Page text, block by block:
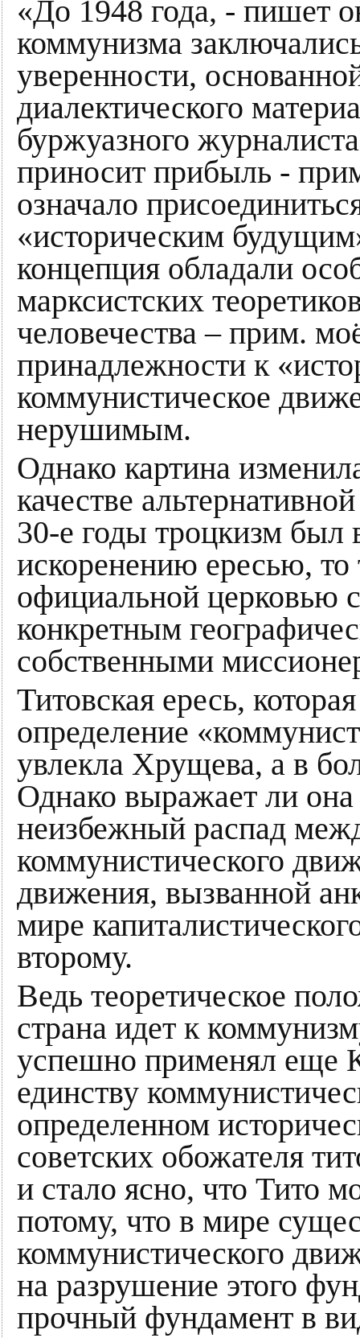
«До 1948 года, - пишет
коммунизма
уверенности,
диалектического
буржуазного
приносит прибыль -
означало
«историческим
концепция обладали
марксистских
человечества – прим.
принадлежности к
коммунистическое
нерушимым.
Однако картина
качестве
30-е годы троцкизм
искоренению ересью, то
официальной церковью
конкретным
собственными
Титовская ересь,
определение
увлекла Хрущева, а в
Однако выражает ли
неизбежный распад
коммунистического
движения, вызванной
мире
второму.
Ведь теоретическое
страна идет к
успешно применял еще
единству
определенном
советских обожателя
и стало ясно, что Тито
потому, что в мире
коммунистического
на разрушение этого
прочный фундамент в